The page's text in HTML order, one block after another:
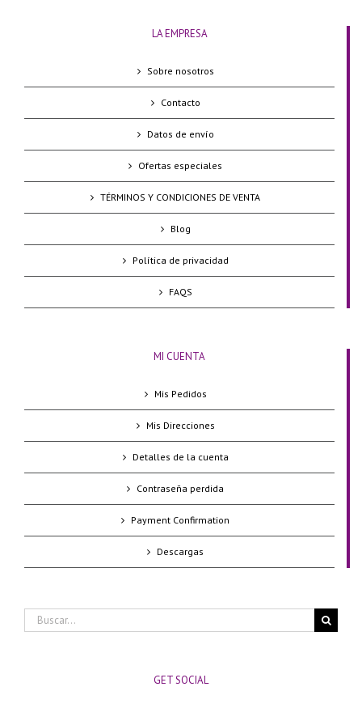
LA EMPRESA
Sobre nosotros
Contacto
Datos de envío
Ofertas especiales
TÉRMINOS Y CONDICIONES DE VENTA
Blog
Política de privacidad
FAQS
MI CUENTA
Mis Pedidos
Mis Direcciones
Detalles de la cuenta
Contraseña perdida
Payment Confirmation
Descargas
Buscar:
GET SOCIAL